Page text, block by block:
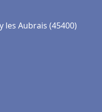
Aubrais (45400)